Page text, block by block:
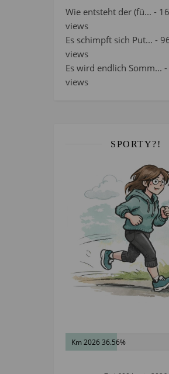
Wie entsteht der (fü... -
views
Es schimpft sich Put... -
views
Es wird endlich Somm...
views
SPORTY?!
Km 2026 36.56%